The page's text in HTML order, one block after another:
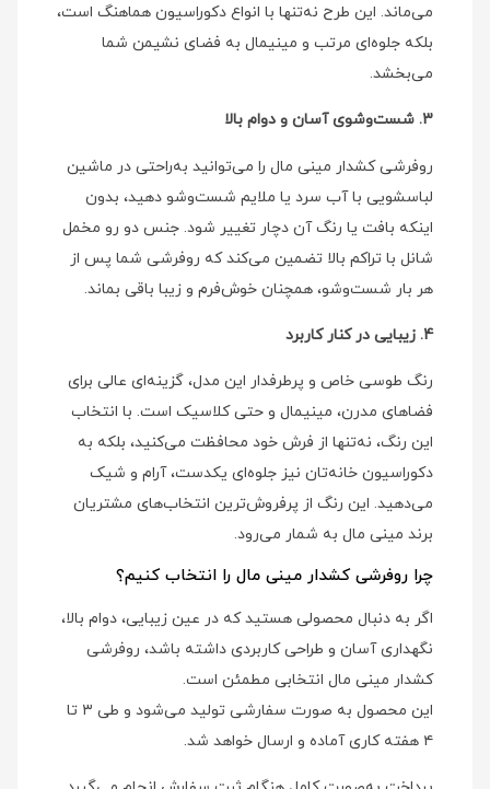
می‌ماند. این طرح نه‌تنها با انواع دکوراسیون هماهنگ است،
بلکه جلوه‌ای مرتب و مینیمال به فضای نشیمن شما
می‌بخشد.
3. شست‌وشوی آسان و دوام بالا
روفرشی کشدار مینی‌ مال را می‌توانید به‌راحتی در ماشین
لباسشویی با آب سرد یا ملایم شست‌وشو دهید، بدون
اینکه بافت یا رنگ آن دچار تغییر شود. جنس دو رو مخمل
شانل با تراکم بالا تضمین می‌کند که روفرشی شما پس از
هر بار شست‌وشو، همچنان خوش‌فرم و زیبا باقی بماند.
4. زیبایی در کنار کاربرد
رنگ طوسی خاص و پرطرفدار این مدل، گزینه‌ای عالی برای
فضاهای مدرن، مینیمال و حتی کلاسیک است. با انتخاب
این رنگ، نه‌تنها از فرش خود محافظت می‌کنید، بلکه به
دکوراسیون خانه‌تان نیز جلوه‌ای یکدست، آرام و شیک
می‌دهید. این رنگ از پرفروش‌ترین انتخاب‌های مشتریان
برند مینی‌ مال به شمار می‌رود.
چرا روفرشی کشدار مینی‌ مال را انتخاب کنیم؟
اگر به دنبال محصولی هستید که در عین زیبایی، دوام بالا،
نگهداری آسان و طراحی کاربردی داشته باشد، روفرشی
کشدار مینی‌ مال انتخابی مطمئن است.
این محصول به صورت سفارشی تولید می‌شود و طی ۳ تا
۴ هفته کاری آماده و ارسال خواهد شد.